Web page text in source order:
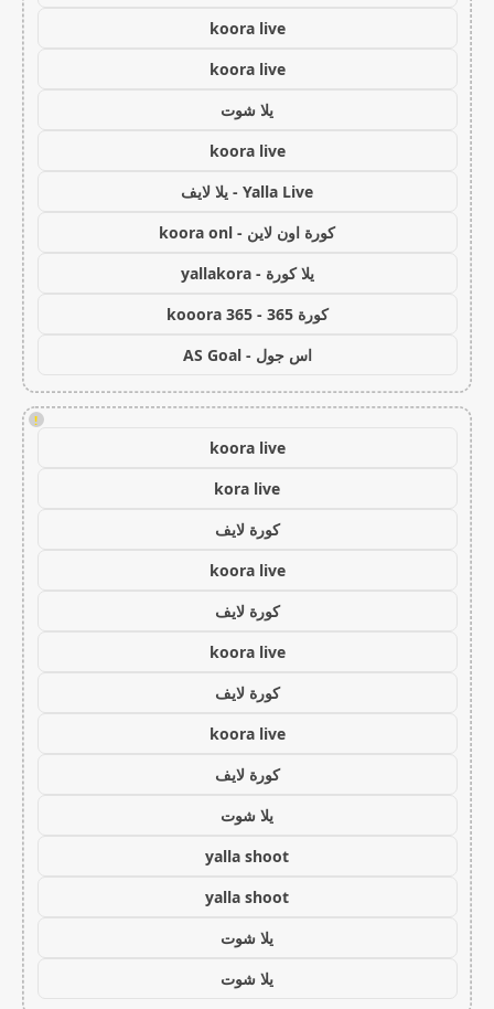
koora live
koora live
يلا شوت
koora live
Yalla Live - يلا لايف
كورة اون لاين - koora onl
يلا كورة - yallakora
كورة 365 - kooora 365
اس جول - AS Goal
!
koora live
kora live
كورة لايف
koora live
كورة لايف
koora live
كورة لايف
koora live
كورة لايف
يلا شوت
yalla shoot
yalla shoot
يلا شوت
يلا شوت